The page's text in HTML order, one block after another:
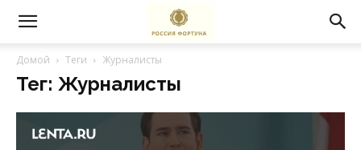
Домой Теги Журналисты
Тег: Журналисты